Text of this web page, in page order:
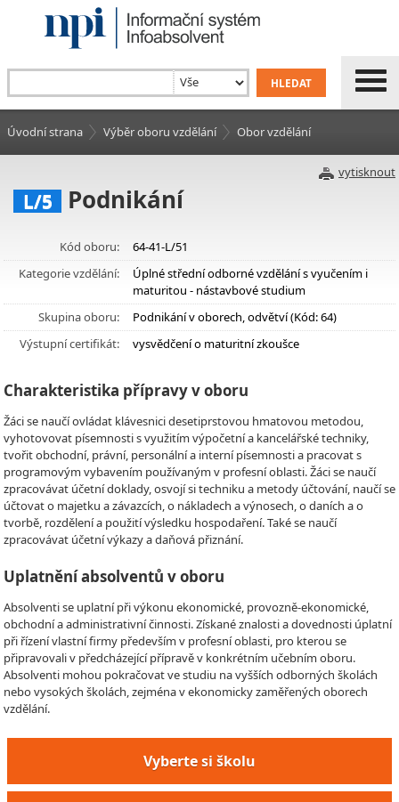
Úvodní strana Výběr oboru vzdělání Obor vzdělání
vytisknout
L/5 Podnikání
Kód oboru:
64-41-L/51
Kategorie vzdělání:
Úplné střední odborné vzdělání s vyučením i
maturitou - nástavbové studium
Skupina oboru:
Podnikání v oborech, odvětví (Kód: 64)
Výstupní certifikát:
vysvědčení o maturitní zkoušce
Charakteristika přípravy v oboru
Žáci se naučí ovládat klávesnici desetiprstovou hmatovou metodou,
vyhotovovat písemnosti s využitím výpočetní a kancelářské techniky,
tvořit obchodní, právní, personální a interní písemnosti a pracovat s
programovým vybavením používaným v profesní oblasti. Žáci se naučí
zpracovávat účetní doklady, osvojí si techniku a metody účtování, naučí se
účtovat o majetku a závazcích, o nákladech a výnosech, o daních a o
tvorbě, rozdělení a použití výsledku hospodaření. Také se naučí
zpracovávat účetní výkazy a daňová přiznání.
Uplatnění absolventů v oboru
Absolventi se uplatní při výkonu ekonomické, provozně-ekonomické,
obchodní a administrativní činnosti. Získané znalosti a dovednosti úplatní
při řízení vlastní firmy především v profesní oblasti, pro kterou se
připravovali v předcházející přípravě v konkrétním učebním oboru.
Absolventi mohou pokračovat ve studiu na vyšších odborných školách
nebo vysokých školách, zejména v ekonomicky zaměřených oborech
vzdělání.
Vyberte si školu